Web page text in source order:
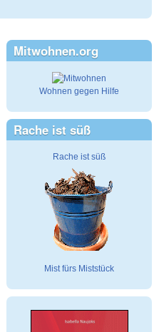
Mitwohnen.org
Wohnen gegen Hilfe
Rache ist süß
Rache ist süß
Mist fürs Miststück